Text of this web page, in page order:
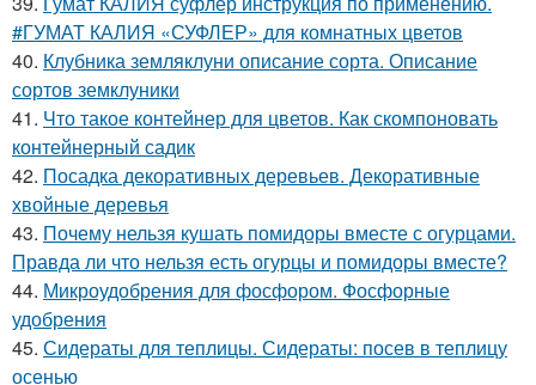
#ГУМАТ КАЛИЯ «СУФЛЕР» для комнатных цветов
40. Клубника земляклуни описание сорта. Описание
сортов земклуники
41. Что такое контейнер для цветов. Как скомпоновать
контейнерный садик
42. Посадка декоративных деревьев. Декоративные
хвойные деревья
43. Почему нельзя кушать помидоры вместе с огурцами.
Правда ли что нельзя есть огурцы и помидоры вместе?
44. Микроудобрения для фосфором. Фосфорные
удобрения
45. Сидераты для теплицы. Сидераты: посев в теплицу
осенью